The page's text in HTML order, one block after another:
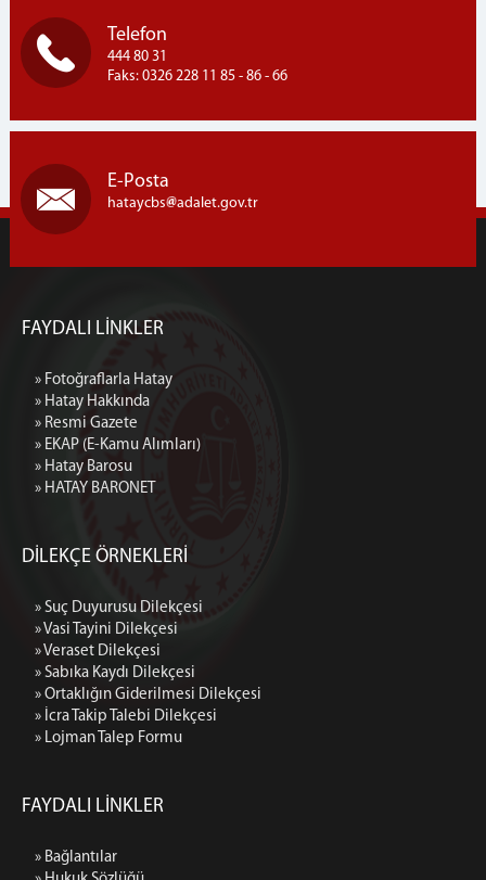
Telefon
444 80 31
Faks: 0326 228 11 85 - 86 - 66
E-Posta
hataycbs adalet.gov.tr
FAYDALI LİNKLER
» Fotoğraflarla Hatay
» Hatay Hakkında
» Resmi Gazete
» EKAP (E-Kamu Alımları)
» Hatay Barosu
» HATAY BARONET
DİLEKÇE ÖRNEKLERİ
» Suç Duyurusu Dilekçesi
» Vasi Tayini Dilekçesi
» Veraset Dilekçesi
» Sabıka Kaydı Dilekçesi
» Ortaklığın Giderilmesi Dilekçesi
» İcra Takip Talebi Dilekçesi
» Lojman Talep Formu
FAYDALI LİNKLER
» Bağlantılar